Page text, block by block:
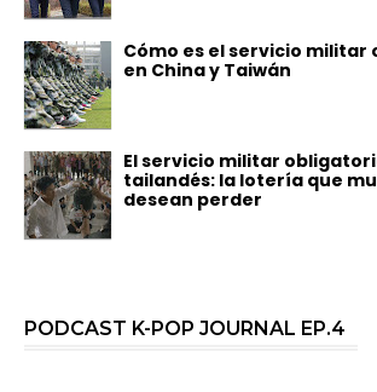
Cómo es el servicio militar
en China y Taiwán
El servicio militar
tailandés: la lotería que
desean perder
PODCAST K-POP JOURNAL EP.4